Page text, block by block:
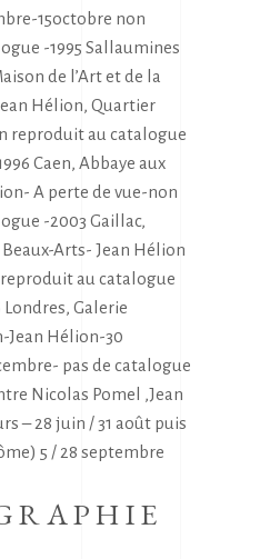
15octobre non
-1995 Sallaumines
de l’Art et de la
Hélion, Quartier
reproduit au catalogue
Caen, Abbaye aux
A perte de vue-non
-2003 Gaillac,
Arts- Jean Hélion
au catalogue
Londres, Galerie
Jean Hélion-30
pas de catalogue
Nicolas Pomel ,Jean
– 28 juin / 31 août puis
5 / 28 septembre